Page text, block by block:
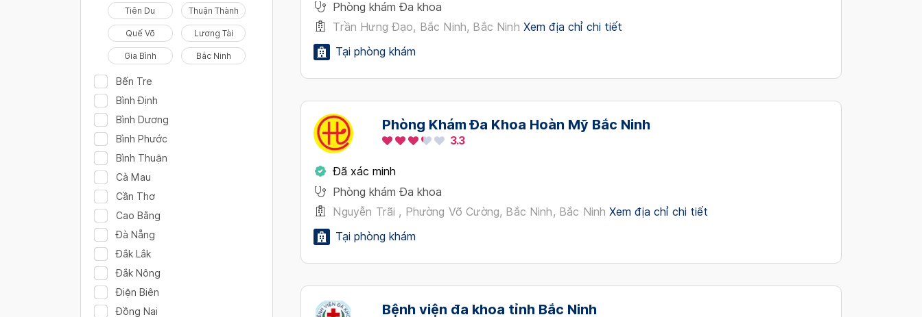
Tiên Du Thuận Thành
Quế Võ Lương Tài
Gia Bình Bắc Ninh
Bến Tre
Bình Định
Bình Dương
Bình Phước
Bình Thuận
Cà Mau
Cần Thơ
Cao Bằng
Đà Nẵng
Đắk Lắk
Đắk Nông
Điện Biên
Đồng Nai
Phòng khám Đa khoa
Trần Hưng Đạo, Bắc Ninh, Bắc Ninh Xem địa chỉ chi tiết
Tại phòng khám
Phòng Khám Đa Khoa Hoàn Mỹ Bắc Ninh
3.3
Đã xác minh
Phòng khám Đa khoa
Nguyễn Trãi , Phường Võ Cường, Bắc Ninh, Bắc Ninh Xem địa chỉ chi tiết
Tại phòng khám
Bệnh viện đa khoa tỉnh Bắc Ninh